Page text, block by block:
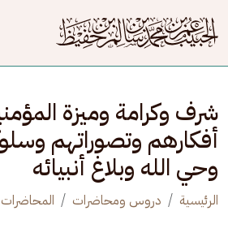
شرف وكرامة وميزة
أفكارهم وتصوراتهم
وحي الله وبلاغ أنبيائه
الرئيسية دروس ومحاضرات المحاضرات